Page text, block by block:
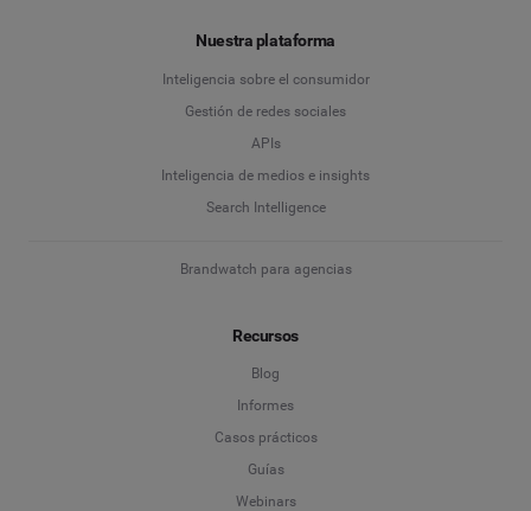
Nuestra plataforma
Inteligencia sobre el consumidor
Gestión de redes sociales
APIs
Inteligencia de medios e insights
Search Intelligence
Brandwatch para agencias
Recursos
Blog
Informes
Casos prácticos
Guías
Webinars